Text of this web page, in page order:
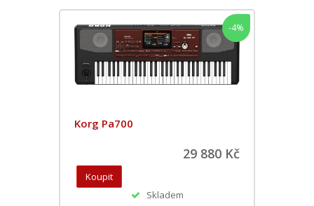
Korg Pa700
29 880 Kč
Skladem
-4%